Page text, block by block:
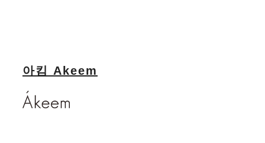
아킴 Akeem